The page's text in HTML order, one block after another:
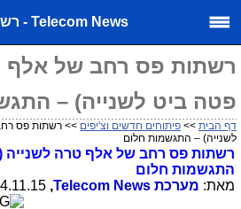
Telecom News - רשתות פס רחב...
פטה ביט לשנייה) –
דף הבית >> פיתוחים חדשים וצ'יפים
לשנייה) – התגשמות חלום
התגשמות חלום
מאת: מערכת Telecom News
,